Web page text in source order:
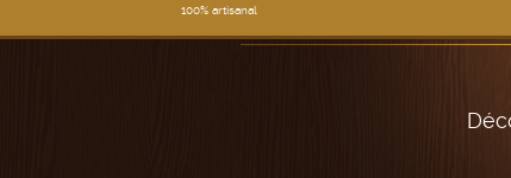
100% artisanal